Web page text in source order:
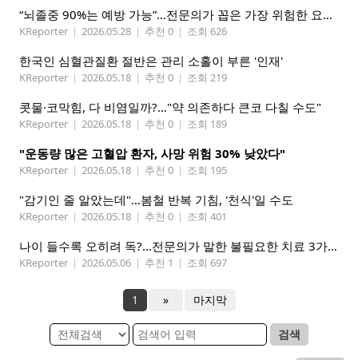
“뇌졸중 90%는 예방 가능”…전문의가 꼽은 가장 위험한 요인은
KReporter | 2026.05.28 | 추천 0 | 조회 626
한국인 심혈관질환 절반은 관리 소홀이 부른 '인재'
KReporter | 2026.05.18 | 추천 0 | 조회 219
콧물·코막힘, 다 비염일까?…"약 의존하다 큰코 다칠 수도"
KReporter | 2026.05.18 | 추천 0 | 조회 189
"운동량 많은 고혈압 환자, 사망 위험 30% 낮았다"
KReporter | 2026.05.18 | 추천 0 | 조회 195
"감기인 줄 알았는데"…봄철 반복 기침, '천식'일 수도
KReporter | 2026.05.18 | 추천 0 | 조회 401
나이 들수록 오히려 독?…전문의가 말한 불필요한 치료 3가지
KReporter | 2026.05.06 | 추천 1 | 조회 697
1 » 마지막
검색